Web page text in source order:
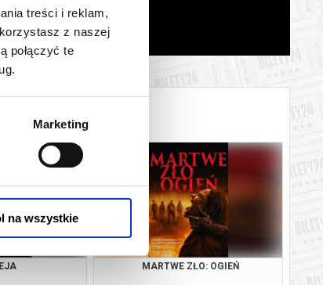
treści i reklam,
z naszej
połączyć te
Marketing
na wszystkie
MARTWE ZŁO: OGIEŃ